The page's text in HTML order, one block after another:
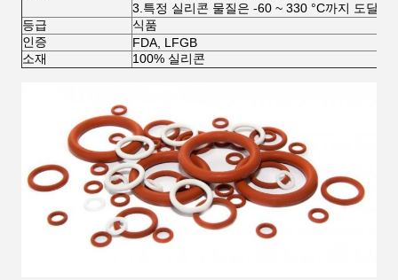
3.특정 실리콘 물질은 -60 ~ 330 °C까지 도달
등급
식품
인증
FDA, LFGB
소재
100% 실리콘